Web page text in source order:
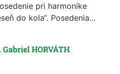
pri harmonike
do kola“. Posedenia...
HORVÁTH